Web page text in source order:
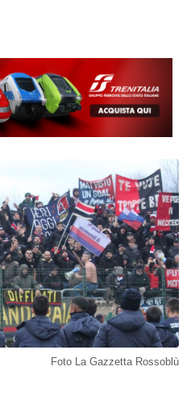
Foto La Gazzetta Rossoblù